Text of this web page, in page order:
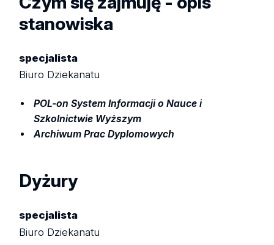
stanowiska
specjalista
Biuro Dziekanatu
POL-on System Informacji o Nauce i
Szkolnictwie Wyższym
Archiwum Prac Dyplomowych
Dyżury
specjalista
Biuro Dziekanatu